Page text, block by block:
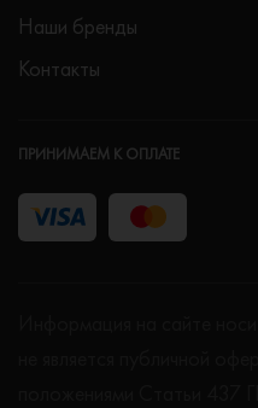
Наши бренды
Контакты
ПРИНИМАЕМ К ОПЛАТЕ